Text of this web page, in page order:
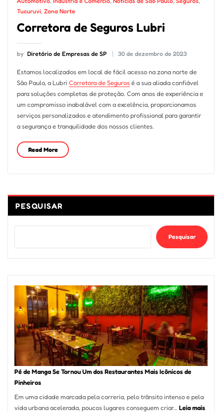
Tucuruvi, Zona Norte
Corretora de Seguros Lubri
by Diretório de Empresas de SP 30 de dezembro de 2023
Estamos localizados em local de fácil acesso na zona norte de
São Paulo, a Lubri Corretora de Segurosé a sua aliada confiável
para soluções completas de proteção. Com anos de experiência e
um compromisso inabalável com a excelência, proporcionamos
serviços personalizados e atendimento profissional para garantir
a segurança e tranquilidade dos nossos clientes.
Read More
PESQUISAR
Pesquisar
Pé de Manga Se Tornou Um dos Restaurantes Mais Icônicos de
Pinheiros
Em uma cidade marcada pela correria, pelo trânsito intenso e pela
vida urbana acelerada, poucos lugares conseguem criar… Leia mais: